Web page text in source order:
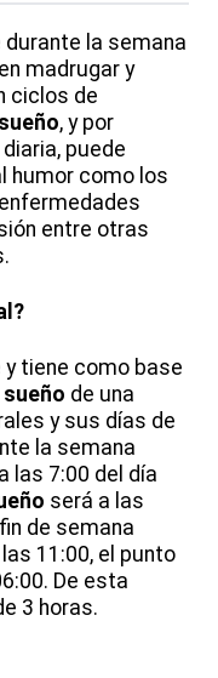
la semana
madrugar y
ciclos de
sueño, y por
puede
humor como los
entre otras
tiene como base
sueño de una
y sus días de
la semana
las 7:00 del día
será a las
de semana
11:00, el punto
De esta
3 horas.